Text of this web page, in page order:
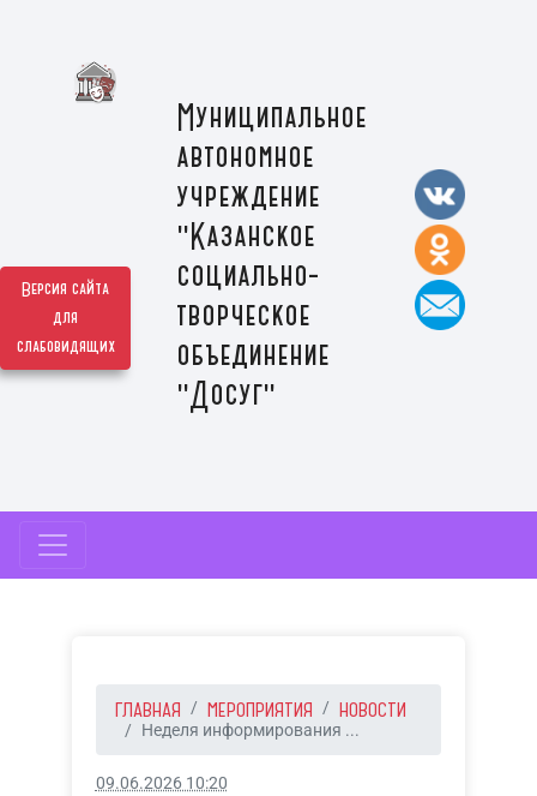
Версия сайта
для
слабовидящих
Муниципальное
автономное
учреждение
"Казанское
социально-
творческое
объединение
"Досуг"
ГЛАВНАЯ МЕРОПРИЯТИЯ НОВОСТИ
Неделя информирования ...
09.06.2026 10:20